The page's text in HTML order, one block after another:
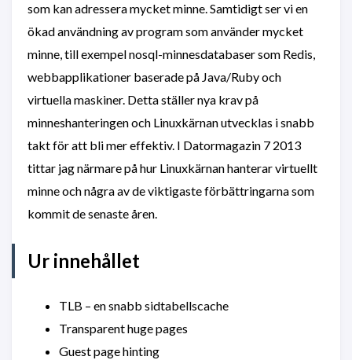
som kan adressera mycket minne. Samtidigt ser vi en
ökad användning av program som använder mycket
minne, till exempel nosql-minnesdatabaser som Redis,
webbapplikationer baserade på Java/Ruby och
virtuella maskiner. Detta ställer nya krav på
minneshanteringen och Linuxkärnan utvecklas i snabb
takt för att bli mer effektiv. I Datormagazin 7 2013
tittar jag närmare på hur Linuxkärnan hanterar virtuellt
minne och några av de viktigaste förbättringarna som
kommit de senaste åren.
Ur innehållet
TLB – en snabb sidtabellscache
Transparent huge pages
Guest page hinting